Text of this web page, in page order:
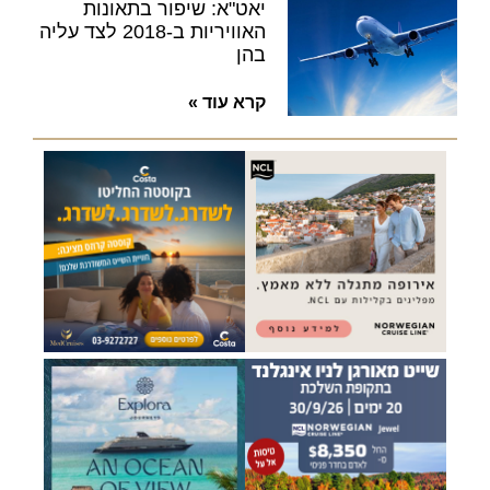
יאט"א: שיפור בתאונות
האוויריות ב-2018 לצד עליה
בהן
קרא עוד »